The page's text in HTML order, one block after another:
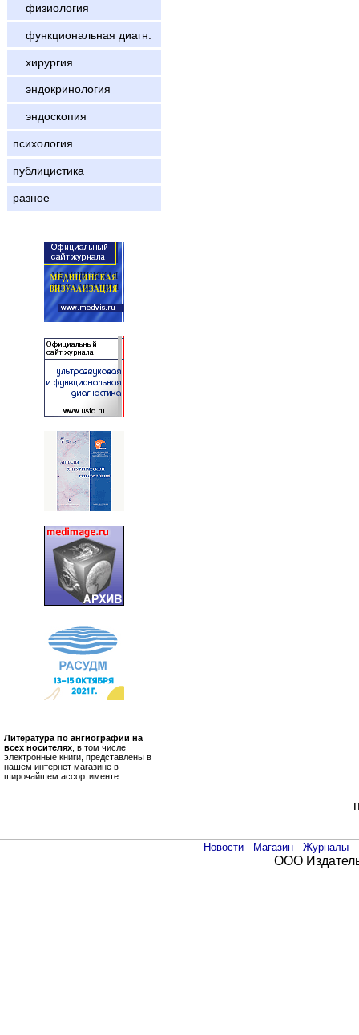
физиология
функциональная диагн.
хирургия
эндокринология
эндоскопия
психология
публицистика
разное
Литература по ангиографии на
всех носителях , в том числе
электронные книги, представлены в
нашем интернет магазине в
широчайшем ассортименте.
Новости Магазин Журналы
ООО